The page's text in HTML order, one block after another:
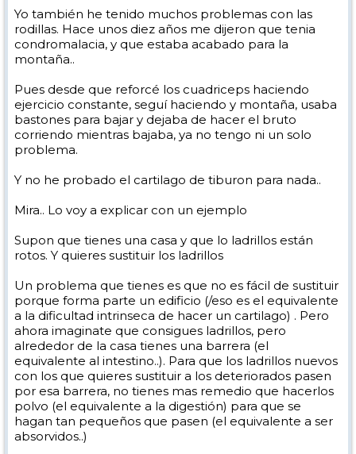
Yo también he tenido muchos problemas con las
rodillas. Hace unos diez años me dijeron que tenia
condromalacia, y que estaba acabado para la
montaña..
Pues desde que reforcé los cuadriceps haciendo
ejercicio constante, seguí haciendo y montaña, usaba
bastones para bajar y dejaba de hacer el bruto
corriendo mientras bajaba, ya no tengo ni un solo
problema.
Y no he probado el cartilago de tiburon para nada..
Mira.. Lo voy a explicar con un ejemplo
Supon que tienes una casa y que lo ladrillos están
rotos. Y quieres sustituir los ladrillos
Un problema que tienes es que no es fácil de sustituir
porque forma parte un edificio (/eso es el equivalente
a la dificultad intrinseca de hacer un cartilago) . Pero
ahora imaginate que consigues ladrillos, pero
alrededor de la casa tienes una barrera (el
equivalente al intestino..). Para que los ladrillos nuevos
con los que quieres sustituir a los deteriorados pasen
por esa barrera, no tienes mas remedio que hacerlos
polvo (el equivalente a la digestión) para que se
hagan tan pequeños que pasen (el equivalente a ser
absorvidos..)